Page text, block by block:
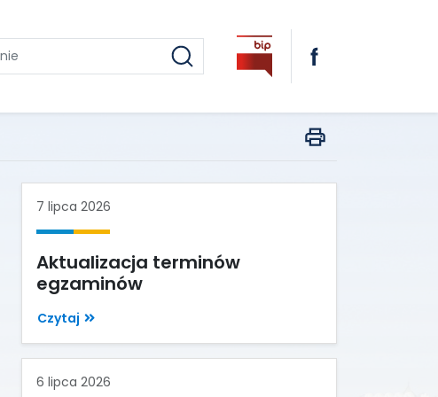
7 lipca 2026
Aktualizacja terminów
egzaminów
Czytaj
6 lipca 2026